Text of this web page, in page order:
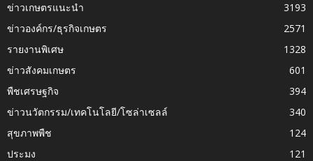
ข่าวเกษตรแนะนำ
3193
ข่าวองค์กร/ธุรกิจเกษตร
2571
รายงานพิเศษ
1328
ข่าวสังคมเกษตร
601
พืชเศรษฐกิจ
394
ข่าวนวัตกรรม/เทคโนโลยี/โซล่าเซลล์
340
สุขภาพพืช
124
ประมง
121